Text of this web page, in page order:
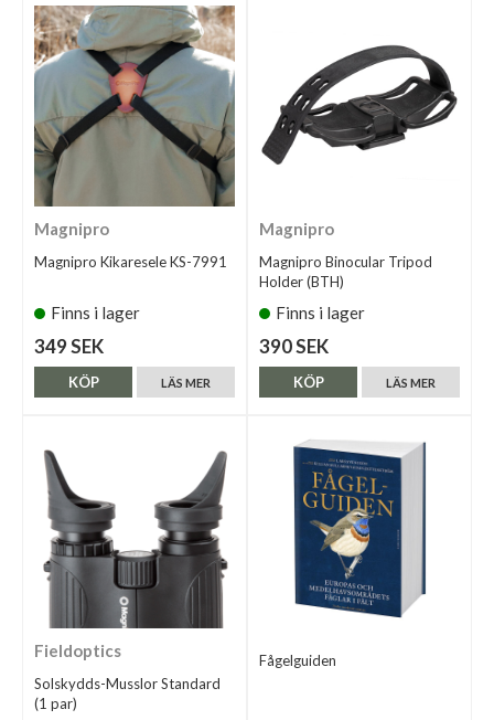
Magnipro
Magnipro Kikaresele KS-7991
Finns i lager
349 SEK
LÄS MER
KÖP
Magnipro
Magnipro Binocular Tripod
Holder (BTH)
Finns i lager
390 SEK
LÄS MER
KÖP
Fieldoptics
Solskydds-Musslor Standard
(1 par)
Fågelguiden